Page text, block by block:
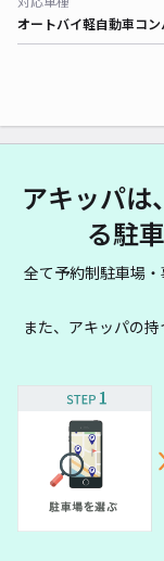
オートバイ軽自動車コ
アキッパは
る駐
全て予約制駐車場
また、アキッパの